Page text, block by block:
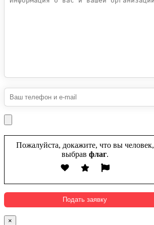
Пожалуйста, докажите, что вы человек,
выбрав флаг.
×